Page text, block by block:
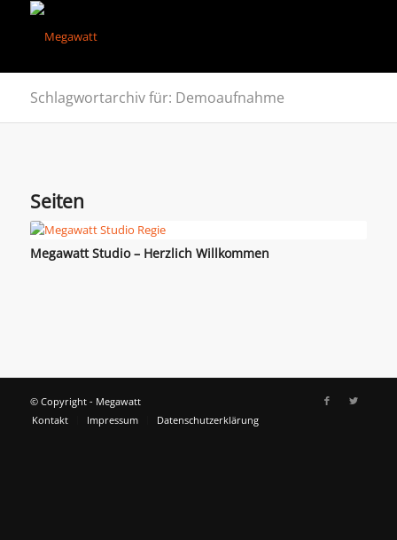
Schlagwortarchiv für: Demoaufnahme
Seiten
Megawatt Studio – Herzlich Willkommen
© Copyright - Megawatt
Kontakt
Impressum Datenschutzerklärung